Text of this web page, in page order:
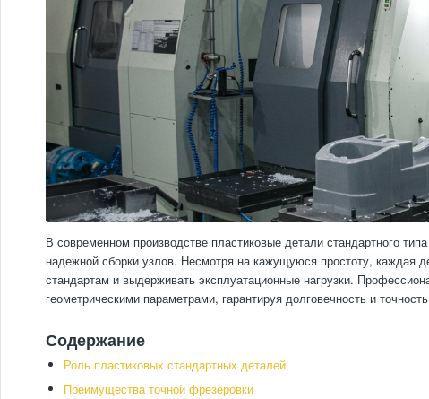
В современном производстве пластиковые детали стандартного
надежной сборки узлов. Несмотря на кажущуюся простоту, каждая
стандартам и выдерживать эксплуатационные нагрузки.
геометрическими параметрами, гарантируя долговечность и
Содержание
Роль пластиковых стандартных деталей
Преимущества точной фрезеровки